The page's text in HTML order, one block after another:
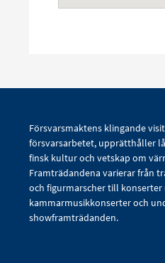
Försvarsmaktens klingande
försvarsarbetet, upprätthåller
finsk kultur och vetskap om
Framträdandena varierar från
och figurmarscher till
kammarmusikkonserter och
showframträdanden.